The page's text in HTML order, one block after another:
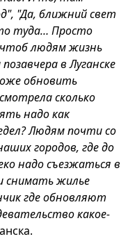
"Да, ближний свет
туда… Просто
чтоб людям жизнь
в Луганске
обновить
сколько
надо как
Людям почти со
городов, где до
надо съезжаться в
снимать жилье
где обновляют
какое-